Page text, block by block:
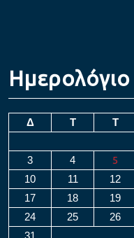
Ημερολόγιο
Δ Τ Τ
3
4 5
10
11 12
17
18 19
24
25 26
31